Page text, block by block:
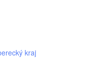
kraj